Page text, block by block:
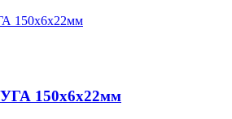
150х6х22мм